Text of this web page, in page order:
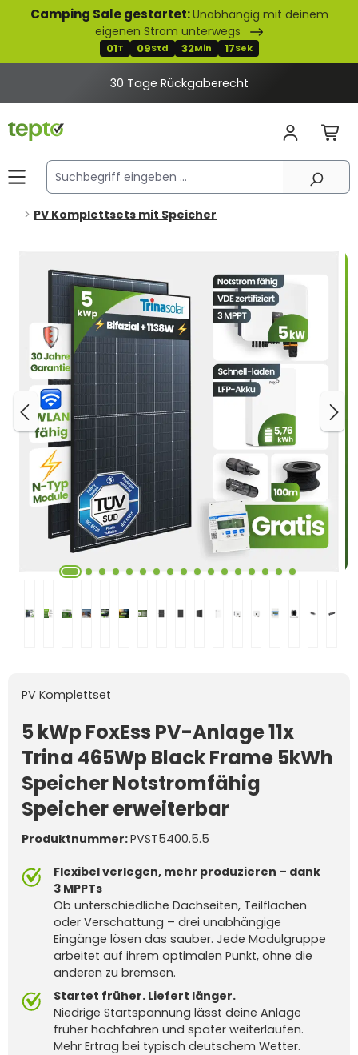
springen
Camping Sale gestartet:Unabhängig mit deinem
eigenen Strom unterwegs
01T 09Std 32Min 16Sek
30 Tage Rückgaberecht
PV Komplettsets mit Speicher
PV Komplettset
5 kWp FoxEss PV-Anlage 11x
Trina 465Wp Black Frame 5kWh
Speicher Notstromfähig
Speicher erweiterbar
Produktnummer:PVST5400.5.5
Flexibel verlegen, mehr produzieren – dank
3 MPPTs
Ob unterschiedliche Dachseiten, Teilflächen
oder Verschattung – drei unabhängige
Eingänge lösen das sauber. Jede Modulgruppe
arbeitet auf ihrem optimalen Punkt, ohne die
anderen zu bremsen.
Startet früher. Liefert länger.
Niedrige Startspannung lässt deine Anlage
früher hochfahren und später weiterlaufen.
Mehr Ertrag bei typisch deutschem Wetter.